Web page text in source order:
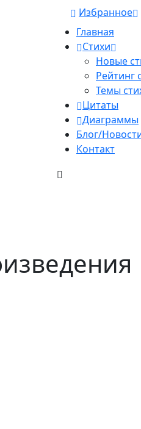
Избранное
Главная
Стихи
Новые
Рейтинг
Темы
Цитаты
Диаграммы
Блог/
Контакт